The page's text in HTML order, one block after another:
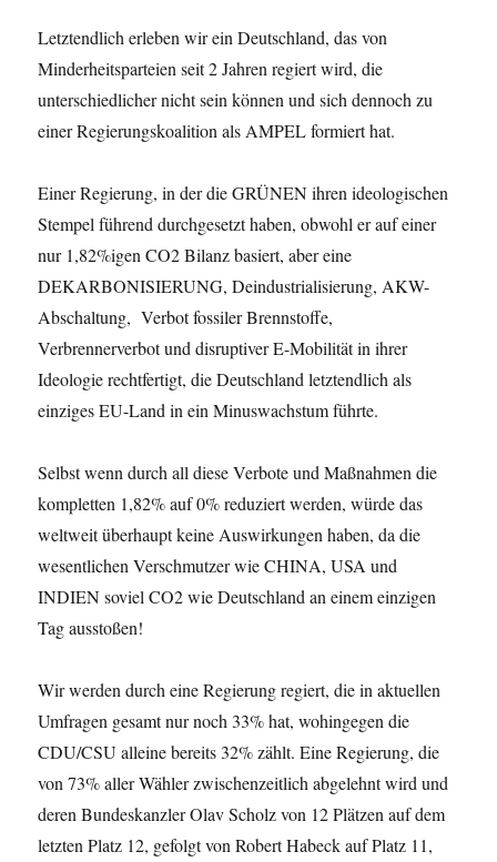
Letztendlich erleben wir ein Deutschland, das von
Minderheitsparteien seit 2 Jahren regiert wird, die
unterschiedlicher nicht sein können und sich dennoch zu
einer Regierungskoalition als AMPEL formiert hat.
Einer Regierung, in der die GRÜNEN ihren ideologischen
Stempel führend durchgesetzt haben, obwohl er auf einer
nur 1,82%igen CO2 Bilanz basiert, aber eine
DEKARBONISIERUNG, Deindustrialisierung, AKW-
Abschaltung, Verbot fossiler Brennstoffe,
Verbrennerverbot und disruptiver E-Mobilität in ihrer
Ideologie rechtfertigt, die Deutschland letztendlich als
einziges EU-Land in ein Minuswachstum führte.
Selbst wenn durch all diese Verbote und Maßnahmen die
kompletten 1,82% auf 0% reduziert werden, würde das
weltweit überhaupt keine Auswirkungen haben, da die
wesentlichen Verschmutzer wie CHINA, USA und
INDIEN soviel CO2 wie Deutschland an einem einzigen
Tag ausstoßen!
Wir werden durch eine Regierung regiert, die in aktuellen
Umfragen gesamt nur noch 33% hat, wohingegen die
CDU/CSU alleine bereits 32% zählt. Eine Regierung, die
von 73% aller Wähler zwischenzeitlich abgelehnt wird und
deren Bundeskanzler Olav Scholz von 12 Plätzen auf dem
letzten Platz 12, gefolgt von Robert Habeck auf Platz 11,